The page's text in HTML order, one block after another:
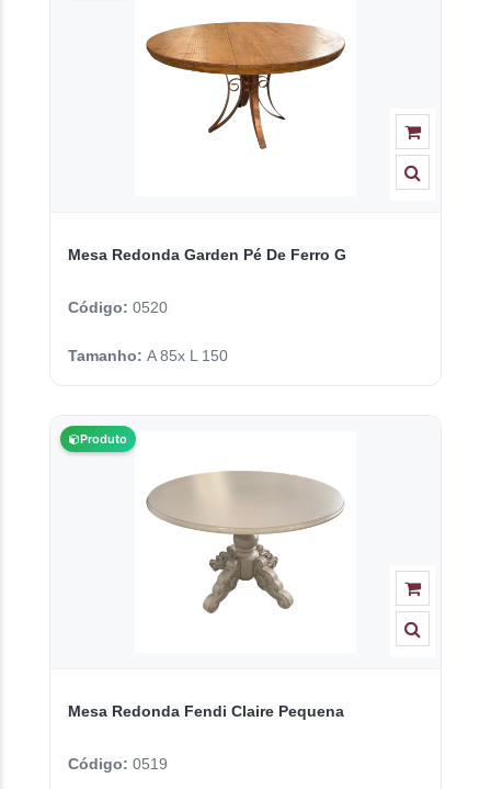
Mesa Redonda Garden Pé De Ferro G
Código: 0520
Tamanho: A 85x L 150
Produto
Mesa Redonda Fendi Claire Pequena
Código: 0519